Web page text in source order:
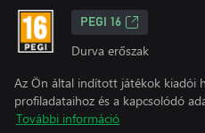
PEGI 16
Durva erőszak
Az Ön által indított játékok kiadói
profiladataihoz és a kapcsolódó
További információ